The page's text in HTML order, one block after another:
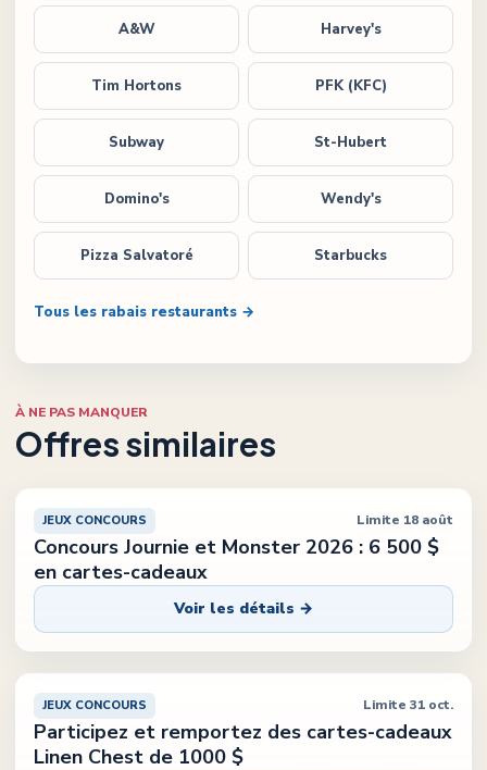
A&W Harvey's
Tim Hortons PFK (KFC)
Subway St-Hubert
Domino's Wendy's
Pizza Salvatoré Starbucks
Tous les rabais restaurants →
À NE PAS MANQUER
Offres similaires
JEUX CONCOURS Limite 18 août
Concours Journie et Monster 2026 : 6 500 $
en cartes-cadeaux
Voir les détails →
JEUX CONCOURS Limite 31 oct.
Participez et remportez des cartes-cadeaux
Linen Chest de 1000 $